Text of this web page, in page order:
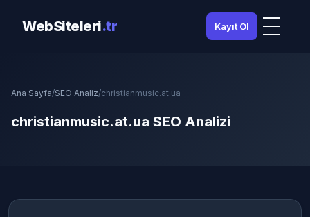
WebSiteleri.tr Kayıt Ol
Ana Sayfa/SEO Analiz/christianmusic.at.ua
christianmusic.at.ua SEO Analizi